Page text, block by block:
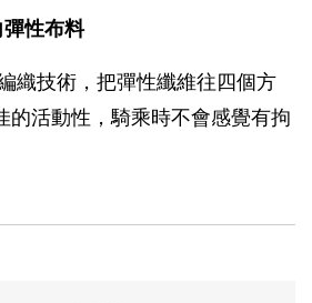
性布料
織技術，把彈性纖維往四個方
的活動性，騎乘時不會感覺有拘